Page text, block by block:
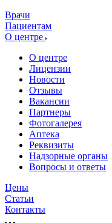
Врачи
Пациентам
О центре
О центре
Лицензии
Новости
Отзывы
Вакансии
Партнеры
Фотогалерея
Аптека
Реквизиты
Надзорные органы
Вопросы и ответы
Цены
Статьи
Контакты